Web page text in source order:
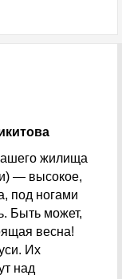
жилища
— высокое,
под ногами
Быть может,
весна!
Их
над